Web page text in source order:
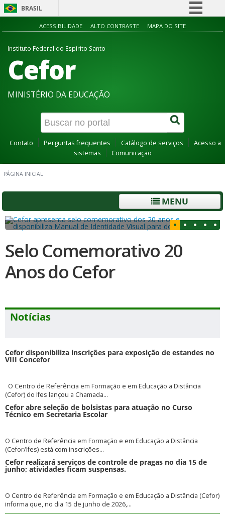
BRASIL
Simplifique!
ACESSIBILIDADE ALTO CONTRASTE MAPA DO SITE
Instituto Federal do Espírito Santo
Cefor
MINISTÉRIO DA EDUCAÇÃO
Contato Perguntas frequentes Catálogo de serviços
Acesso a
sistemas
Comunicação
PÁGINA INICIAL
MENU
Selo Comemorativo 20
Anos do Cefor
Notícias
Cefor disponibiliza inscrições para exposição de estandes no
VIII Concefor
O Centro de Referência em Formação e em Educação a Distância
(Cefor) do Ifes lançou a Chamada...
Cefor abre seleção de bolsistas para atuação no Curso
Técnico em Secretaria Escolar
O Centro de Referência em Formação e em Educação a Distância
(Cefor/Ifes) está com inscrições...
Cefor realizará serviços de controle de pragas no dia 15 de
junho; atividades ficam suspensas.
O Centro de Referência em Formação e em Educação a Distância (Cefor)
informa que, no dia 15 de junho de 2026,...